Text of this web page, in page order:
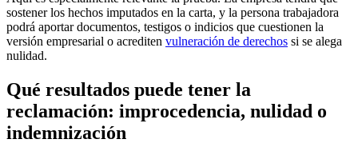
sostener los hechos imputados en la carta, y la persona trabajadora
podrá aportar documentos, testigos o indicios que cuestionen la
versión empresarial o acrediten vulneración de derechos si se alega
nulidad.
Qué resultados puede tener la
reclamación: improcedencia, nulidad o
indemnización